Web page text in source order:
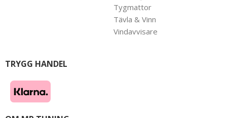
Tygmattor
Tävla & Vinn
Vindavvisare
TRYGG HANDEL